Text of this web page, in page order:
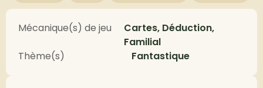
Mécanique(s) de jeu
Cartes, Déduction,
Familial
Thème(s)
Fantastique